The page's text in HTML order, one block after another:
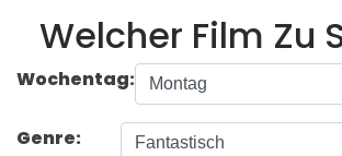
Welcher Film Zu
Wochentag:
Genre: